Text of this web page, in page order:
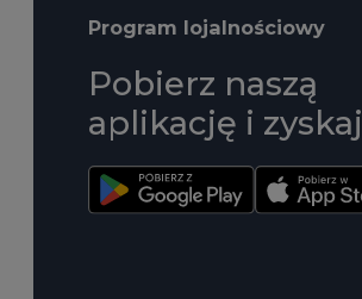
Program lojalnościowy
Pobierz naszą
aplikację i zyskaj